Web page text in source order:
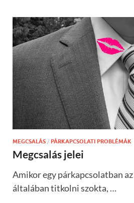
MEGCSALÁS / PÁRKAPCSOLATI PROBLÉMÁK
Megcsalás jelei
Amikor egy párkapcsolatban
általában titkolni szokta, …